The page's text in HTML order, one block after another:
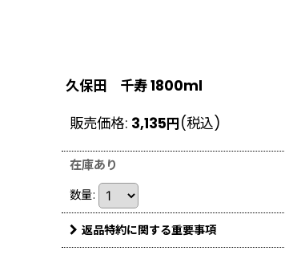
久保田 千寿 1800ml
販売価格: 3,135円(税込)
在庫あり
数量:
返品特約に関する重要事項